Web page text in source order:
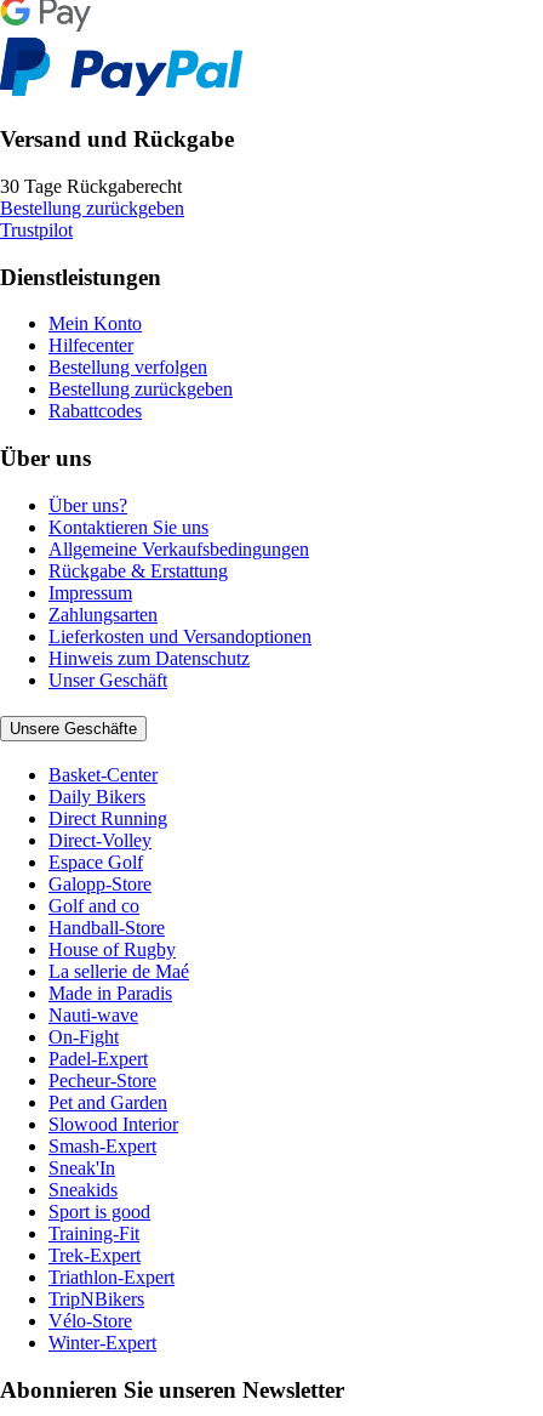
Versand und Rückgabe
30 Tage Rückgaberecht
Bestellung zurückgeben
Trustpilot
Dienstleistungen
Mein Konto
Hilfecenter
Bestellung verfolgen
Bestellung zurückgeben
Rabattcodes
Über uns
Über uns?
Kontaktieren Sie uns
Allgemeine Verkaufsbedingungen
Rückgabe & Erstattung
Impressum
Zahlungsarten
Lieferkosten und Versandoptionen
Hinweis zum Datenschutz
Unser Geschäft
Unsere Geschäfte
Basket-Center
Daily Bikers
Direct Running
Direct-Volley
Espace Golf
Galopp-Store
Golf and co
Handball-Store
House of Rugby
La sellerie de Maé
Made in Paradis
Nauti-wave
On-Fight
Padel-Expert
Pecheur-Store
Pet and Garden
Slowood Interior
Smash-Expert
Sneak'In
Sneakids
Sport is good
Training-Fit
Trek-Expert
Triathlon-Expert
TripNBikers
Vélo-Store
Winter-Expert
Abonnieren Sie unseren Newsletter